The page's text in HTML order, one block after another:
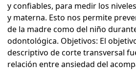
y confiables, para medir los
y materna. Esto nos permite
de la madre como del niño
odontológica. Objetivos: El
descriptivo de corte transversal
relación entre ansiedad del